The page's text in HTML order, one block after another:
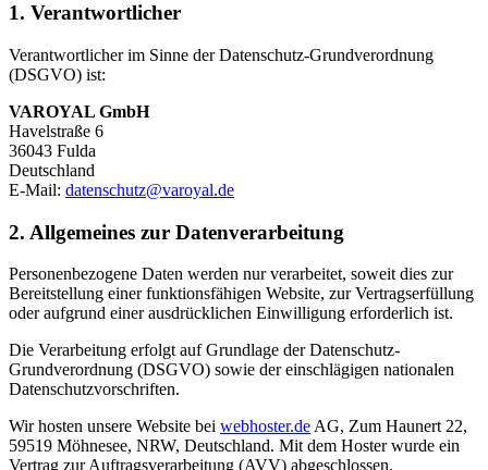
1. Verantwortlicher
Verantwortlicher im Sinne der Datenschutz-Grundverordnung
(DSGVO) ist:
VAROYAL GmbH
Havelstraße 6
36043 Fulda
Deutschland
E-Mail: datenschutz@varoyal.de
2. Allgemeines zur Datenverarbeitung
Personenbezogene Daten werden nur verarbeitet, soweit dies zur
Bereitstellung einer funktionsfähigen Website, zur Vertragserfüllung
oder aufgrund einer ausdrücklichen Einwilligung erforderlich ist.
Die Verarbeitung erfolgt auf Grundlage der Datenschutz-
Grundverordnung (DSGVO) sowie der einschlägigen nationalen
Datenschutzvorschriften.
Wir hosten unsere Website bei webhoster.de AG, Zum Haunert 22,
59519 Möhnesee, NRW, Deutschland. Mit dem Hoster wurde ein
Vertrag zur Auftragsverarbeitung (AVV) abgeschlossen.